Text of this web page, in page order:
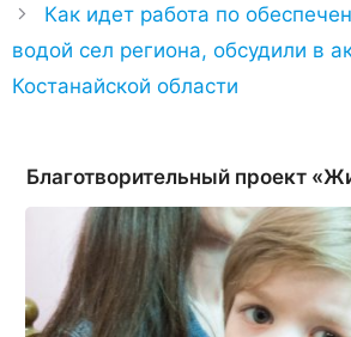
Как идет работа по
водой сел региона, обсудили в
Костанайской области
Благотворительный проект